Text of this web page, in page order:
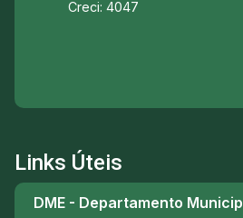
Creci: 4047
Links Úteis
DME - Departamento